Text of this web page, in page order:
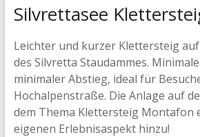
Silvrettasee
Leichter und kurzer Klettersteig
des Silvretta Staudammes.
minimaler Abstieg, ideal für
Hochalpenstraße. Die Anlage auf
dem Thema Klettersteig Montafon
eigenen Erlebnisaspekt hinzu!